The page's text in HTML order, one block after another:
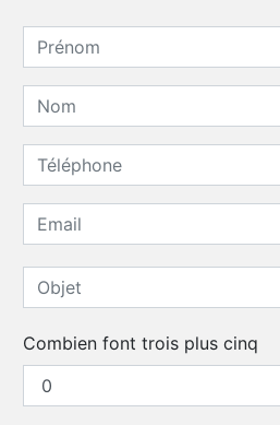
Combien font trois plus cinq